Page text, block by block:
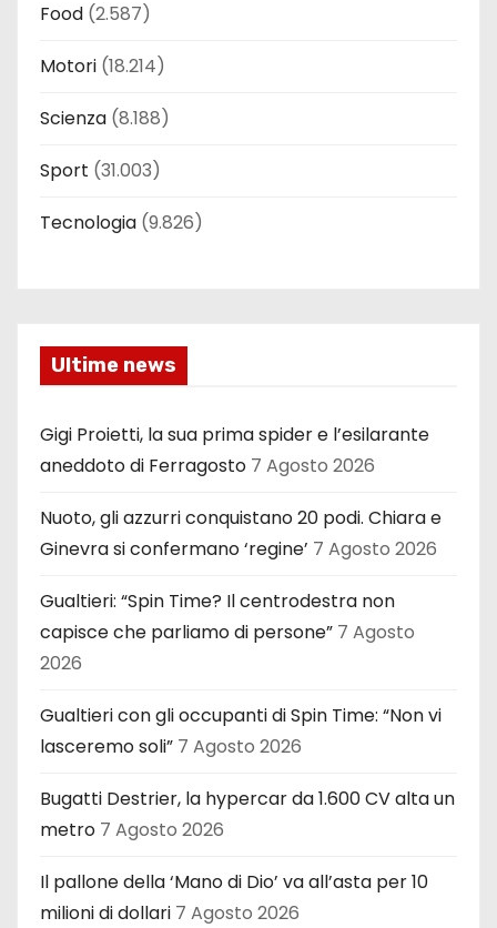
Food (2.587)
Motori (18.214)
Scienza (8.188)
Sport (31.003)
Tecnologia (9.826)
Ultime news
Gigi Proietti, la sua prima spider e l’esilarante
aneddoto di Ferragosto 7 Agosto 2026
Nuoto, gli azzurri conquistano 20 podi. Chiara e
Ginevra si confermano ‘regine’ 7 Agosto 2026
Gualtieri: “Spin Time? Il centrodestra non
capisce che parliamo di persone” 7 Agosto
2026
Gualtieri con gli occupanti di Spin Time: “Non vi
lasceremo soli” 7 Agosto 2026
Bugatti Destrier, la hypercar da 1.600 CV alta un
metro 7 Agosto 2026
Il pallone della ‘Mano di Dio’ va all’asta per 10
milioni di dollari 7 Agosto 2026